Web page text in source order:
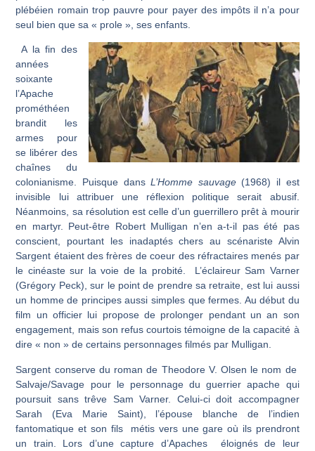
plébéien romain trop pauvre pour payer des impôts il n’a pour
seul bien que sa « prole », ses enfants.
A la fin des
années
soixante
l’Apache
prométhéen
brandit les
armes pour
se libérer des
chaînes du
colonianisme. Puisque dansL’Homme sauvage(1968) il est
invisible lui attribuer une réflexion politique serait abusif.
Néanmoins, sa résolution est celle d’un guerrillero prêt à mourir
en martyr. Peut-être Robert Mulligan n’en a-t-il pas été pas
conscient, pourtant les inadaptés chers au scénariste Alvin
Sargent étaient des frères de coeur des réfractaires menés par
le cinéaste sur la voie de la probité. L’éclaireur Sam Varner
(Grégory Peck), sur le point de prendre sa retraite, est lui aussi
un homme de principes aussi simples que fermes. Au début du
film un officier lui propose de prolonger pendant un an son
engagement, mais son refus courtois témoigne de la capacité à
dire « non » de certains personnages filmés par Mulligan.
Sargent conserve du roman de Theodore V. Olsen le nom de
Salvaje/Savage pour le personnage du guerrier apache qui
poursuit sans trêve Sam Varner. Celui-ci doit accompagner
Sarah (Eva Marie Saint), l’épouse blanche de l’indien
fantomatique et son fils métis vers une gare où ils prendront
un train. Lors d’une capture d’Apaches éloignés de leur